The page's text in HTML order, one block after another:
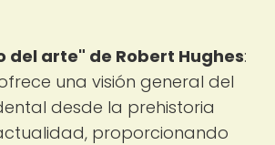
del arte" de Robert Hughes:
una visión general del
desde la prehistoria
proporcionando